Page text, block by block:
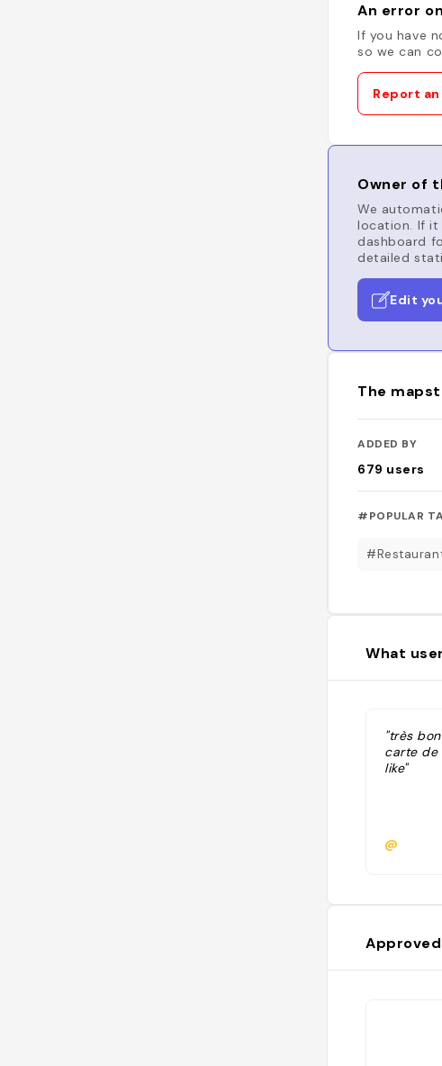
An error
If you have
so we can
Report
Owner of
We
location. If it
dashboard
detailed
Edit
The
ADDED BY
679 users
#POPULAR
What
"très
carte de
like"
@